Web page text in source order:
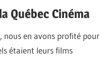
Québec Cinéma
nous en avons profité pour
étaient leurs films